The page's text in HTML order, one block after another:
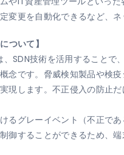
変更を自動化できるなど、
ついて】
SDN技術を活用することで
念です。脅威検知製品や検
現します。不正侵入の防止
るグレーイベント（不正で
御することができるため、